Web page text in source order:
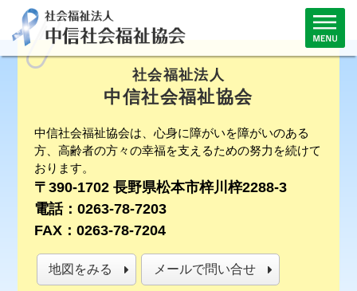
社会福祉法人
中信社会福祉協会
中信社会福祉協会は、心身に障がいを障がいのある
方、高齢者の方々の幸福を支えるための努力を続けて
おります。
〒390-1702 長野県松本市梓川梓2288-3
電話：0263-78-7203
FAX：0263-78-7204
地図をみる メールで問い合せ